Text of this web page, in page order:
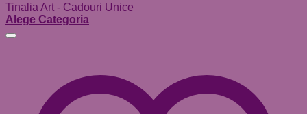
Tinalia Art - Cadouri Unice
Alege Categoria